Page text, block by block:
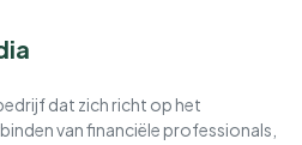
dat zich richt op het
van financiële professionals,